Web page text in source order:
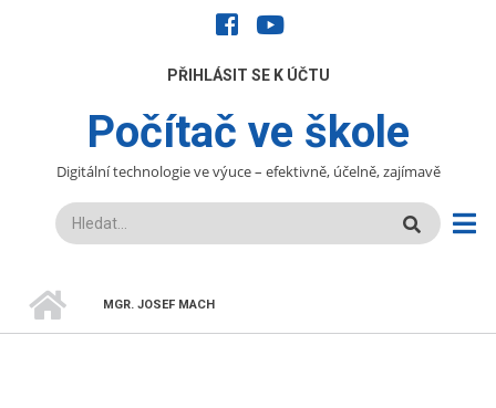
facebookyoutube
UŽIVATELÉPŘIHLÁSIT SE K ÚČTU
Počítač ve škole
Digitální technologie ve výuce – efektivně, účelně, zajímavě
Hledat
DROBEČKOVÁ
MGR. JOSEF MACH